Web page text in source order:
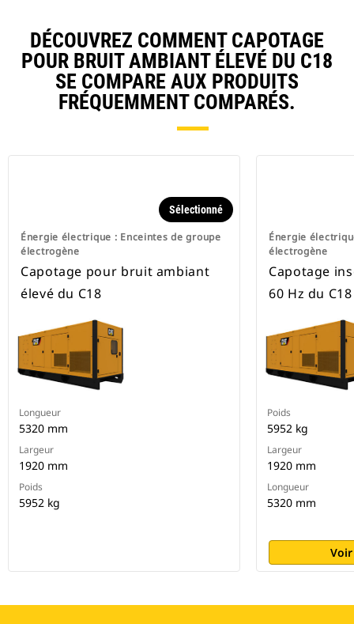
DÉCOUVREZ COMMENT CAPOTAGE
POUR BRUIT AMBIANT ÉLEVÉ DU C18
SE COMPARE AUX PRODUITS
FRÉQUEMMENT COMPARÉS.
Énergie électrique : Enceintes de groupe
électrogène
Sélectionné
Capotage pour bruit ambiant
élevé du C18
Longueur
5320 mm
Largeur
1920 mm
Poids
5952 kg
Énergie
électrogène
Capotage
60 Hz du C18
Poids
5952 kg
Largeur
1920 mm
Longueur
5320 mm